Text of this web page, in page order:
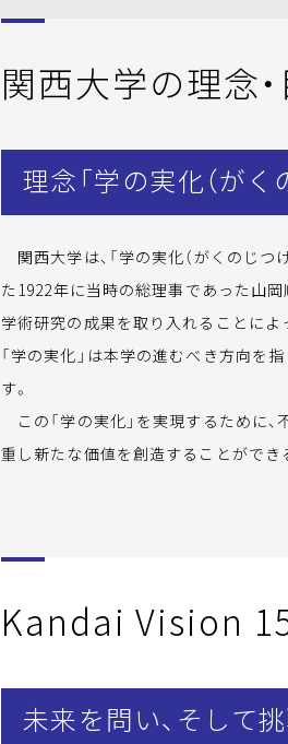
関西大学の理念
理念「学の実化（がく
関西大学は、「学の実化（がくのじつ
た1922年に当時の総理事であった山
学術研究の成果を取り入れることによ
「学の実化」は本学の進むべき方向を
す。
この「学の実化」を実現するために
重し新たな価値を創造することができ
Kandai Vision
未来を問い、そして挑